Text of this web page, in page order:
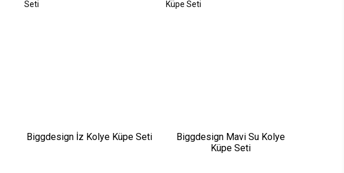
Biggdesign İz Kolye Küpe Seti
Biggdesign Mavi Su Kolye
Küpe Seti